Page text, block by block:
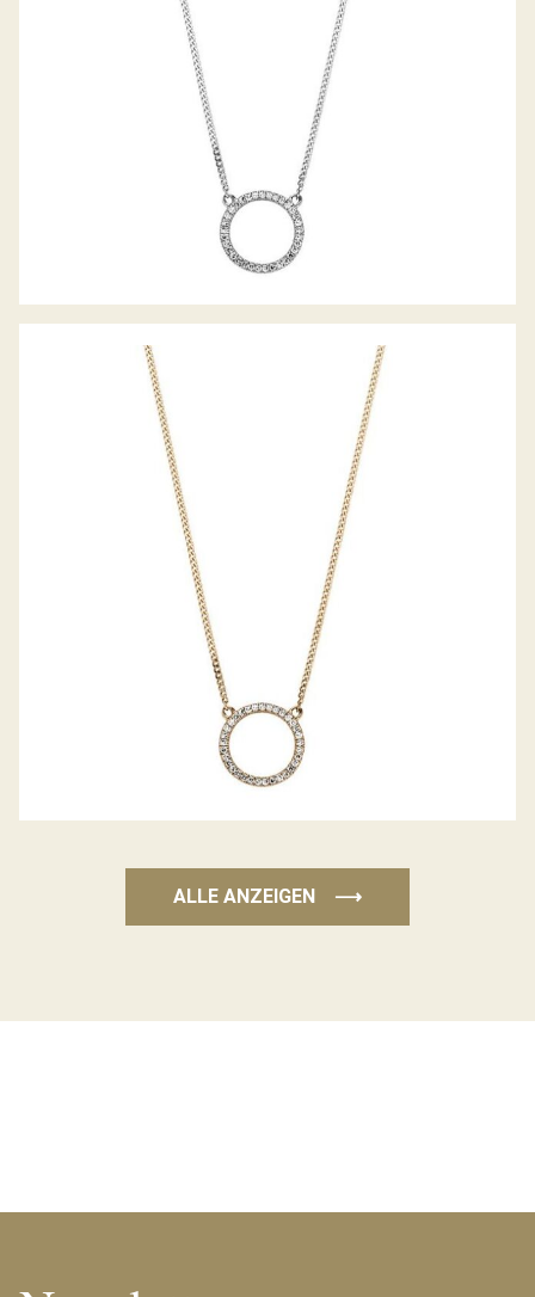
PALIDO DIAMANTANCOLLIER
ALLE ANZEIGEN ⟶